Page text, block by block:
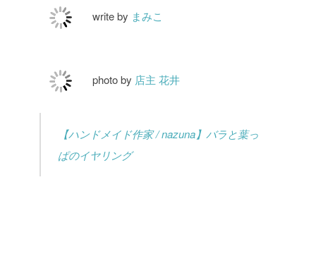
write by まみこ
photo by 店主 花井
【ハンドメイド作家 / nazuna】バラと葉っ
ぱのイヤリング